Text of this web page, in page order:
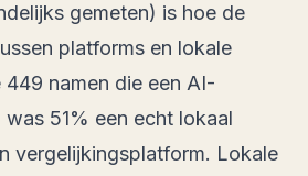
gemeten) is hoe de
platforms en lokale
449 namen die een AI-
51% een echt lokaal
vergelijkingsplatform. Lokale